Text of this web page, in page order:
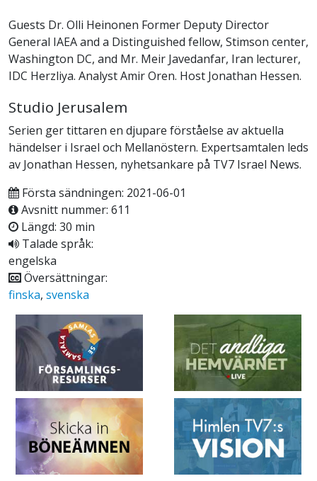
Guests Dr. Olli Heinonen Former Deputy Director
General IAEA and a Distinguished fellow, Stimson center,
Washington DC, and Mr. Meir Javedanfar, Iran lecturer,
IDC Herzliya. Analyst Amir Oren. Host Jonathan Hessen.
Studio Jerusalem
Serien ger tittaren en djupare förståelse av aktuella
händelser i Israel och Mellanöstern. Expertsamtalen leds
av Jonathan Hessen, nyhetsankare på TV7 Israel News.
Första sändningen: 2021-06-01
Avsnitt nummer: 611
Längd: 30 min
Talade språk:
engelska
Översättningar:
finska, svenska